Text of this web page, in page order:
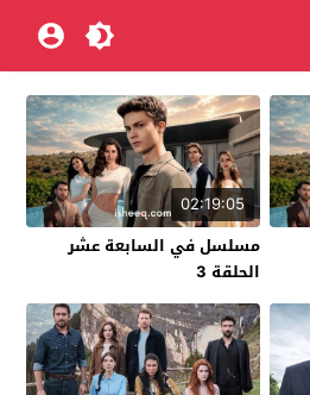
02:19:05
مسلسل في السابعة عشر
الحلقة 3